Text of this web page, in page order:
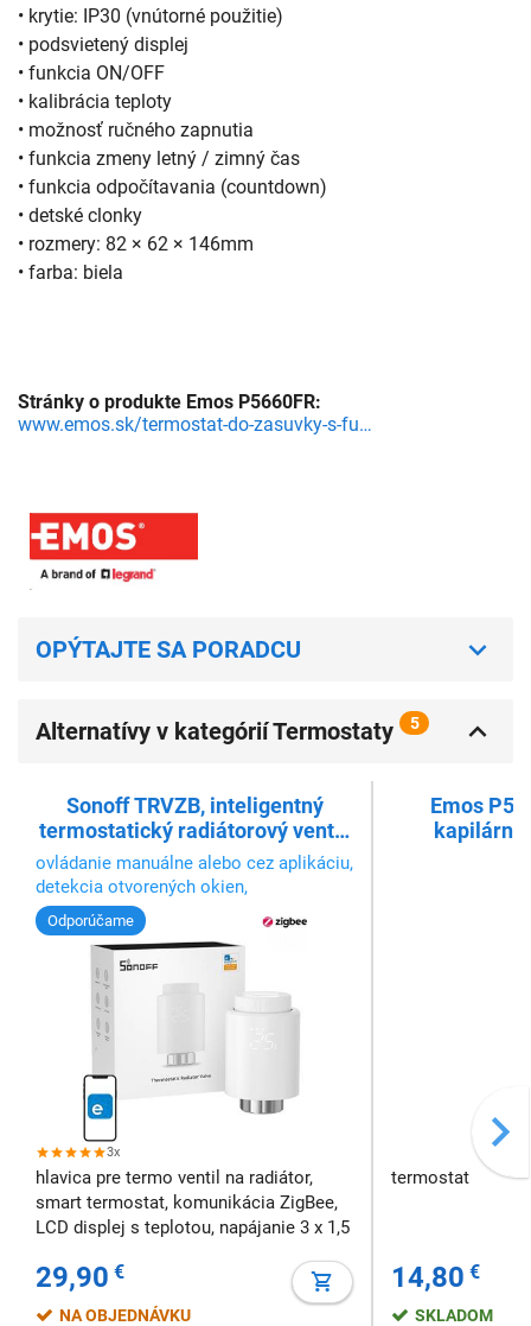
• krytie: IP30 (vnútorné použitie)
• podsvietený displej
• funkcia ON/OFF
• kalibrácia teploty
• možnosť ručného zapnutia
• funkcia zmeny letný / zimný čas
• funkcia odpočítavania (countdown)
• detské clonky
• rozmery: 82 × 62 × 146mm
• farba: biela
Stránky o produkte Emos P5660FR:
www.emos.sk/termostat-do-zasuvky-s-funkciou-digitalneho-casovaca-2v1
OPÝTAJTE SA PORADCU
Alternatívy v kategórií Termostaty 5
Sonoff TRVZB, inteligentný
termostatický radiátorový ventil,
Zigbee 3.0
ovládanie manuálne alebo cez aplikáciu,
detekcia otvorených okien,
programovateľná, história teploty,
hlasové ovládanie
Odporúčame
3x
hlavica pre termo ventil na radiátor,
smart termostat, komunikácia ZigBee,
LCD displej s teplotou, napájanie 3 x 1,5
29,90 €
NA OBJEDNÁVKU
Emos
termostat
14,80 €
SKLADOM